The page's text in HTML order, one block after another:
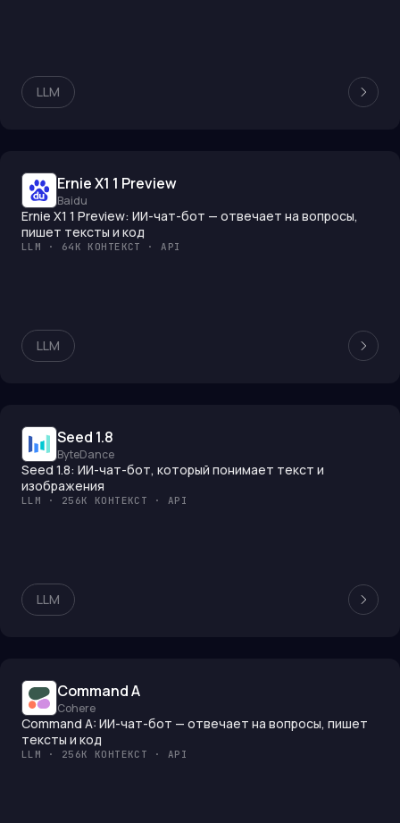
LLM
Ernie X1 1 Preview
Baidu
Ernie X1 1 Preview: ИИ-чат-бот — отвечает на вопросы,
пишет тексты и код
LLM · 64K КОНТЕКСТ · API
LLM
Seed 1.8
ByteDance
Seed 1.8: ИИ-чат-бот, который понимает текст и
изображения
LLM · 256K КОНТЕКСТ · API
LLM
Command A
Cohere
Command A: ИИ-чат-бот — отвечает на вопросы, пишет
тексты и код
LLM · 256K КОНТЕКСТ · API